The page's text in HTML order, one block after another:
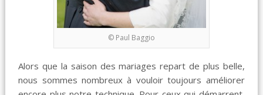
© Paul Baggio
Alors que la saison des mariages repart de plus belle,
nous sommes nombreux à vouloir toujours améliorer